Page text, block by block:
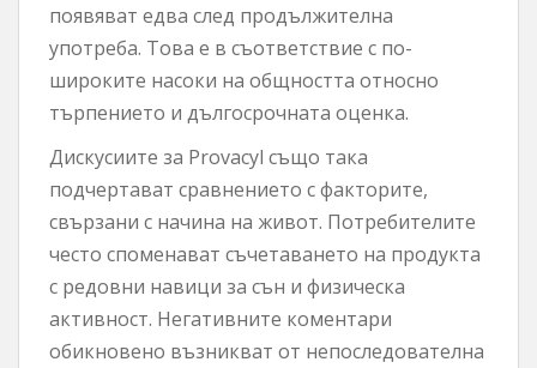
появяват едва след продължителна
употреба. Това е в съответствие с по-
широките насоки на общността относно
търпението и дългосрочната оценка.
Дискусиите за Provacyl също така
подчертават сравнението с факторите,
свързани с начина на живот. Потребителите
често споменават съчетаването на продукта
с редовни навици за сън и физическа
активност. Негативните коментари
обикновено възникват от непоследователна